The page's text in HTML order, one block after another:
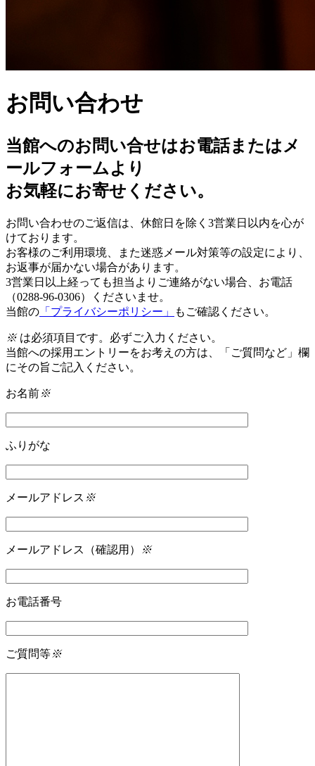
お問い合わせ
当館へのお問い合せはお電話またはメ
ールフォームより
お気軽にお寄せください。
お問い合わせのご返信は、休館日を除く3営業日以内を心が
けております。
お客様のご利用環境、また迷惑メール対策等の設定により、
お返事が届かない場合があります。
3営業日以上経っても担当よりご連絡がない場合、お電話
（0288-96-0306）くださいませ。
当館の 「プライバシーポリシー」 もご確認ください。
※ は必須項目です。必ずご入力ください。
当館への採用エントリーをお考えの方は、「ご質問など」欄
にその旨ご記入ください。
お名前※
ふりがな
メールアドレス ※
メールアドレス（確認用） ※
お電話番号
ご質問等※